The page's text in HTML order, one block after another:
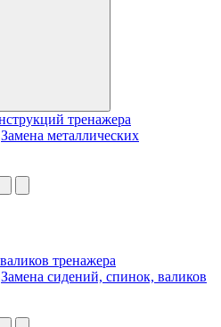
Замена металлических
Замена сидений, спинок, валиков